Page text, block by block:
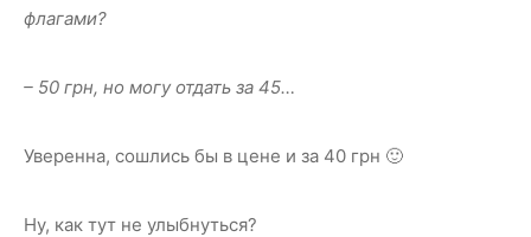
флагами?
– 50 грн, но могу отдать за 45…
Уверенна, сошлись бы в цене и за 40 грн 🙂
Ну, как тут не улыбнуться?